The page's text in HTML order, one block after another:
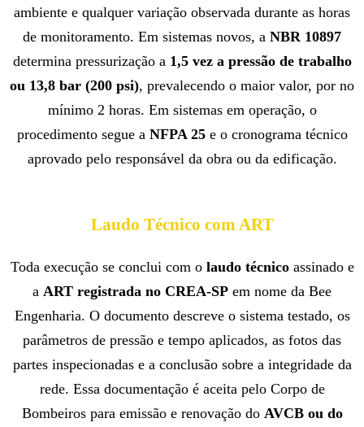
ambiente e qualquer variação observada durante as horas
de monitoramento. Em sistemas novos, a NBR 10897
determina pressurização a 1,5 vez a pressão de trabalho
ou 13,8 bar (200 psi), prevalecendo o maior valor, por no
mínimo 2 horas. Em sistemas em operação, o
procedimento segue a NFPA 25e o cronograma técnico
aprovado pelo responsável da obra ou da edificação.
Laudo Técnico com ART
Toda execução se conclui com o laudo técnicoassinado e
a ART registrada no CREA-SP em nome da Bee
Engenharia. O documento descreve o sistema testado, os
parâmetros de pressão e tempo aplicados, as fotos das
partes inspecionadas e a conclusão sobre a integridade da
rede. Essa documentação é aceita pelo Corpo de
Bombeiros para emissão e renovação do AVCB ou do